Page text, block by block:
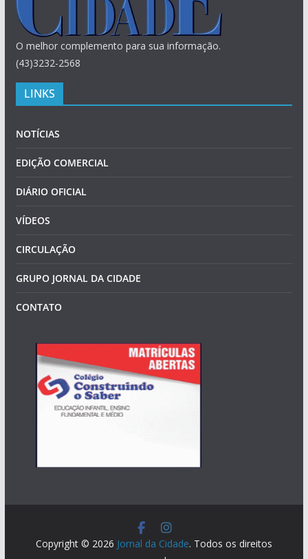
O melhor complemento para sua informação.
(43)3232-2568
LINKS
NOTÍCIAS
EDIÇÃO COMERCIAL
DIÁRIO OFICIAL
VÍDEOS
CIRCULAÇÃO
GRUPO JORNAL DA CIDADE
CONTATO
Copyright © 2026 Jornal da Cidade. Todos os direitos